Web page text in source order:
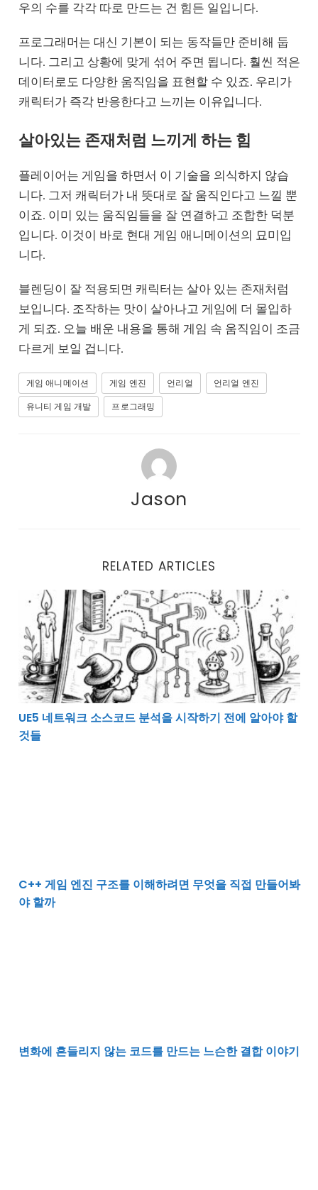
우의 수를 각각 따로 만드는 건 힘든 일입니다.
프로그래머는 대신 기본이 되는 동작들만 준비해 둡
니다. 그리고 상황에 맞게 섞어 주면 됩니다. 훨씬 적은
데이터로도 다양한 움직임을 표현할 수 있죠. 우리가
캐릭터가 즉각 반응한다고 느끼는 이유입니다.
살아있는 존재처럼 느끼게 하는 힘
플레이어는 게임을 하면서 이 기술을 의식하지 않습
니다. 그저 캐릭터가 내 뜻대로 잘 움직인다고 느낄 뿐
이죠. 이미 있는 움직임들을 잘 연결하고 조합한 덕분
입니다. 이것이 바로 현대 게임 애니메이션의 묘미입
니다.
블렌딩이 잘 적용되면 캐릭터는 살아 있는 존재처럼
보입니다. 조작하는 맛이 살아나고 게임에 더 몰입하
게 되죠. 오늘 배운 내용을 통해 게임 속 움직임이 조금
다르게 보일 겁니다.
게임 애니메이션 게임 엔진 언리얼 언리얼 엔진
유니티 게임 개발 프로그래밍
Jason
RELATED ARTICLES
UE5 네트워크 소스코드 분석을 시작하기 전에 알아야 할
UE5 네트워크 소스코드 분석을 시작하기 전에 알아야 할
것들
C++ 게임 엔진 구조를 이해하려면 무엇을 직접 만들어봐
야 할까
변화에 흔들리지 않는 코드를 만드는 느슨한 결합 이야기